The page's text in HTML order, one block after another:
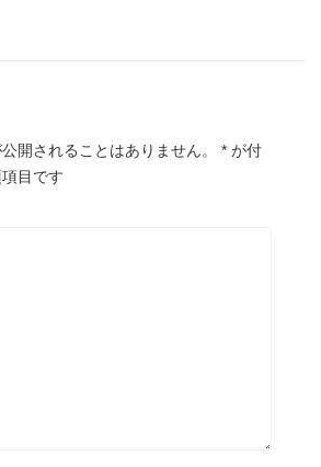
開されることはありません。 * が付
目です